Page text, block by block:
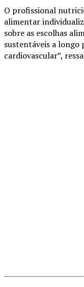
O profissional
alimentar
sobre as escolhas
sustentáveis a longo
cardiovascular”,